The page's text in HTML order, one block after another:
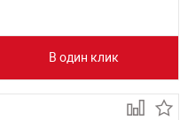
В один клик